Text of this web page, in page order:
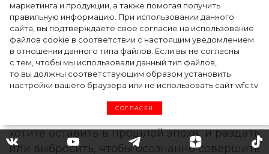
маркетинга и продукции, а также помогая получить
правильную информацию. При использовании данного
сайта, вы подтверждаете свое согласие на использование
файлов cookie в соответствии с настоящим уведомлением
в отношении данного типа файлов. Если вы не согласны
с тем, чтобы мы использовали данный тип файлов,
то вы должны соответствующим образом установить
настройки вашего браузера или не использовать сайт wfc.tv
СОГЛАСЕН
Как создать праздничное
настроение?
Анастасия Каспари:
Можно совершить
символичные шаги, которые ознаменуют
завершение сложного жизненного
периода. Стоит собрать ненужные вещи,
старые нелюбимые фотографии, все то, что
хотите оставить в прошлой эпохе, и раздать
или выбросить, чтобы осознанно совершить